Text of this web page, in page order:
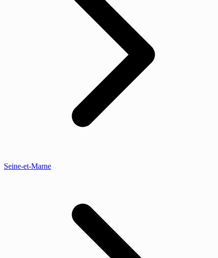
Seine-et-Marne